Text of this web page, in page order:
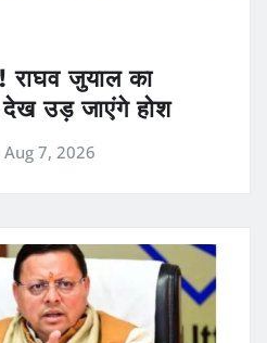
जुयाल का
उड़ जाएंगे होश
Aug 7, 2026